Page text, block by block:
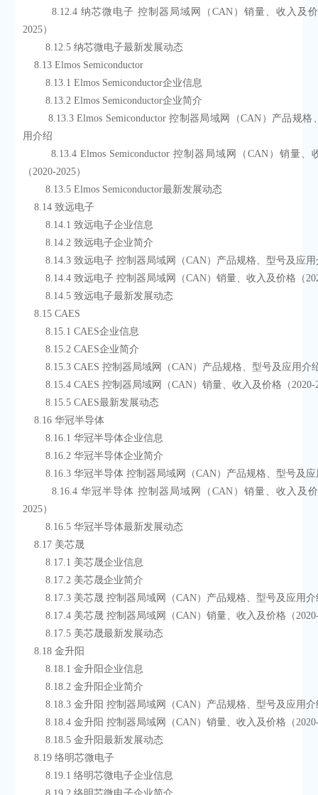
2025）
        8.12.5 纳芯微电子最新发展动态
    8.13 Elmos Semiconductor
        8.13.1 Elmos Semiconductor企业信息
        8.13.2 Elmos Semiconductor企业简介
用介绍
        8.13.4 Elmos Semiconductor 控制器局域网（CAN）销量、收入及价格
（2020-2025）
        8.13.5 Elmos Semiconductor最新发展动态
    8.14 致远电子
        8.14.1 致远电子企业信息
        8.14.2 致远电子企业简介
8.14.3 致远电子 控制器局域网（CAN）产品规格、型号及应
8.14.4 致远电子 控制器局域网（CAN）销量、收入及价格（
        8.14.5 致远电子最新发展动态
    8.15 CAES
        8.15.1 CAES企业信息
        8.15.2 CAES企业简介
8.15.3 CAES 控制器局域网（CAN）产品规格、型号及应用介
8.15.4 CAES 控制器局域网（CAN）销量、收入及价格（
        8.15.5 CAES最新发展动态
    8.16 华冠半导体
        8.16.1 华冠半导体企业信息
        8.16.2 华冠半导体企业简介
8.16.3 华冠半导体 控制器局域网（CAN）产品规格、型号及
2025）
        8.16.5 华冠半导体最新发展动态
    8.17 美芯晟
        8.17.1 美芯晟企业信息
        8.17.2 美芯晟企业简介
8.17.3 美芯晟 控制器局域网（CAN）产品规格、型号及应用
8.17.4 美芯晟 控制器局域网（CAN）销量、收入及价格（
        8.17.5 美芯晟最新发展动态
    8.18 金升阳
        8.18.1 金升阳企业信息
        8.18.2 金升阳企业简介
8.18.3 金升阳 控制器局域网（CAN）产品规格、型号及应用
8.18.4 金升阳 控制器局域网（CAN）销量、收入及价格（
        8.18.5 金升阳最新发展动态
    8.19 络明芯微电子
        8.19.1 络明芯微电子企业信息